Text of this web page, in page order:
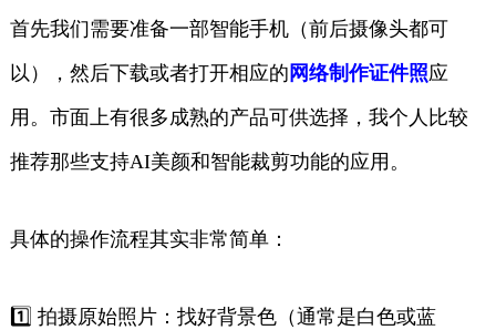
首先我们需要准备一部智能手机（前后摄像头都可
以），然后下载或者打开相应的 网络制作证件照应
用。市面上有很多成熟的产品可供选择，我个人比较
推荐那些支持AI美颜和智能裁剪功能的应用。
具体的操作流程其实非常简单：
1️⃣ 拍摄原始照片：找好背景色（通常是白色或蓝